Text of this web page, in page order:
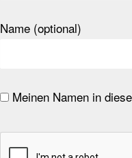
Name (optional)
Meinen Namen in